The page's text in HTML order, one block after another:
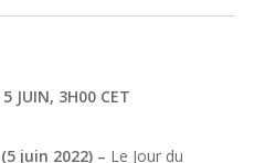
5 JUIN, 3H00 CET
juin 2022) – Le Jour du